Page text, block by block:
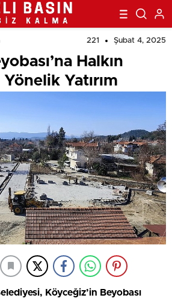
221 Şubat 4, 2025
Halkın
Yönelik Yatırım
Köyceğiz’in Beyobası